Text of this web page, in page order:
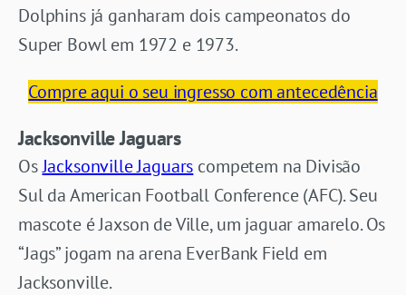
Dolphins já ganharam dois campeonatos do
Super Bowl em 1972 e 1973.
Compre aqui o seu ingresso com antecedência
Jacksonville Jaguars
OsJacksonville Jaguars competem na Divisão
Sul da American Football Conference (AFC). Seu
mascote é Jaxson de Ville, um jaguar amarelo. Os
“Jags” jogam na arena EverBank Field em
Jacksonville.